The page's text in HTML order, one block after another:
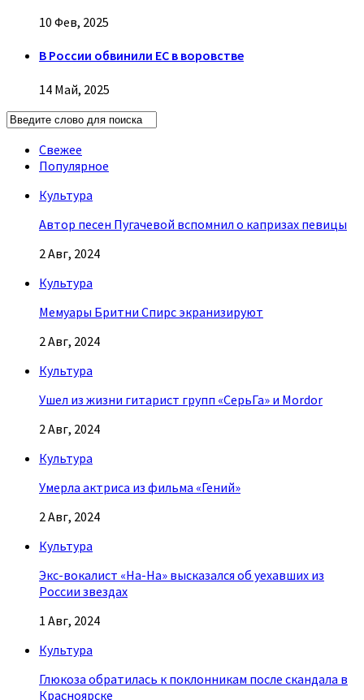
10 Фев, 2025
В России обвинили ЕС в воровстве
14 Май, 2025
Свежее
Популярное
Культура
Автор песен Пугачевой вспомнил о капризах певицы
2 Авг, 2024
Культура
Мемуары Бритни Спирс экранизируют
2 Авг, 2024
Культура
Ушел из жизни гитарист групп «СерьГа» и Mordor
2 Авг, 2024
Культура
Умерла актриса из фильма «Гений»
2 Авг, 2024
Культура
Экс-вокалист «На-На» высказался об уехавших из
России звездах
1 Авг, 2024
Культура
Глюкоза обратилась к поклонникам после скандала в
Красноярске